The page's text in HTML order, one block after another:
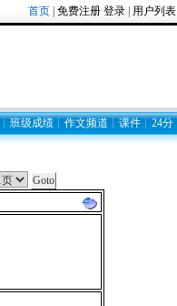
首页 免费注册 登录 用户列表
┊ 班级成绩 ┊ 作文频道 ┊ 课件 ┊ 24分